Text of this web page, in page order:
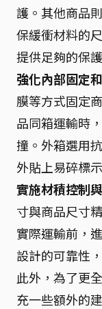
護。其他商品
保緩衝材料的
提供足夠的保
強化內部固定
膜等方式固定
品同箱運輸時
撞。外箱選用
外貼上易碎標
實施材積控制
寸與商品尺寸
實際運輸前，
設計的可靠性
此外，為了更
充一些額外的